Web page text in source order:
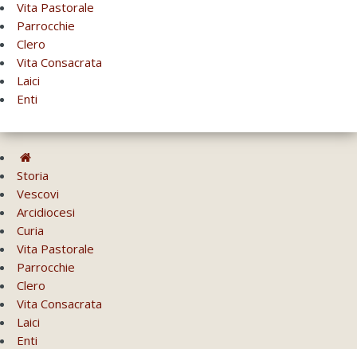
Vita Pastorale
Parrocchie
Clero
Vita Consacrata
Laici
Enti
Storia
Vescovi
Arcidiocesi
Curia
Vita Pastorale
Parrocchie
Clero
Vita Consacrata
Laici
Enti